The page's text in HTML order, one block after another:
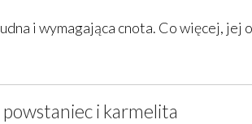
i wymagająca cnota. Co więcej, jej
powstaniec i karmelita